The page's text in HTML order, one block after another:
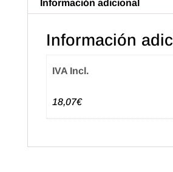
Información adicional
Información
IVA Incl.
18,07€